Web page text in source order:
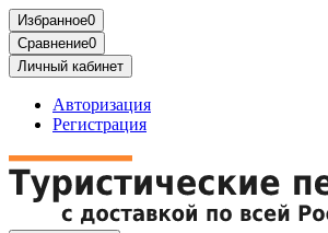
Избранное0
Сравнение0
Личный кабинет
Авторизация
Регистрация